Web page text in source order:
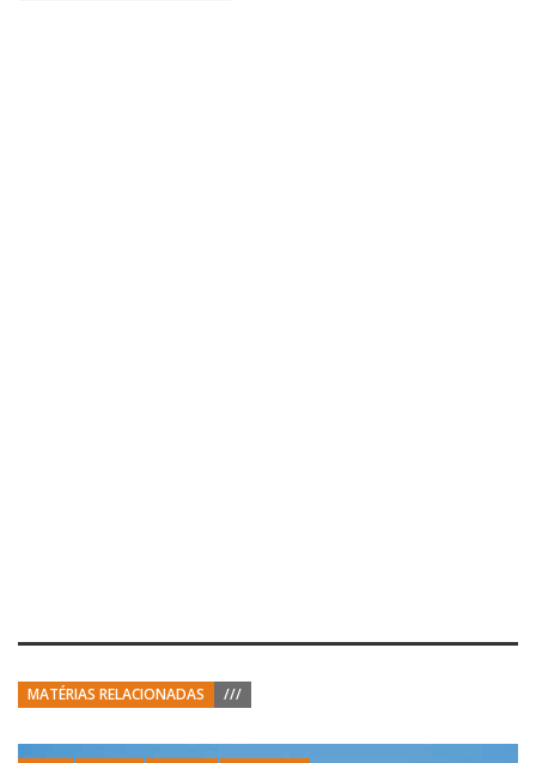
MATÉRIAS RELACIONADAS ///